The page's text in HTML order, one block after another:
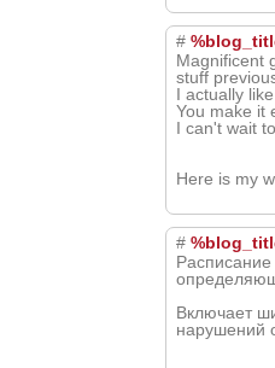
#
Magnificent
stuff
I actually
You make it
I can't wait
Here is my
#
Включает
нарушений